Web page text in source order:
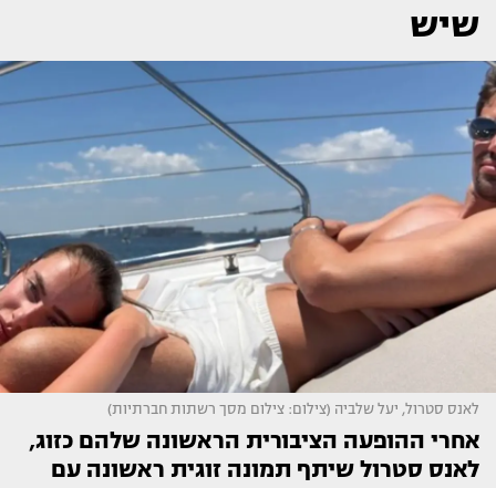
שיש
לאנס סטרול, יעל שלביה (צילום: צילום מסך רשתות חברתיות)
אחרי ההופעה הציבורית הראשונה שלהם כזוג,
לאנס סטרול שיתף תמונה זוגית ראשונה עם